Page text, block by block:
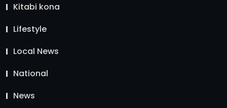
Kitabi kona
Lifestyle
Local News
National
News